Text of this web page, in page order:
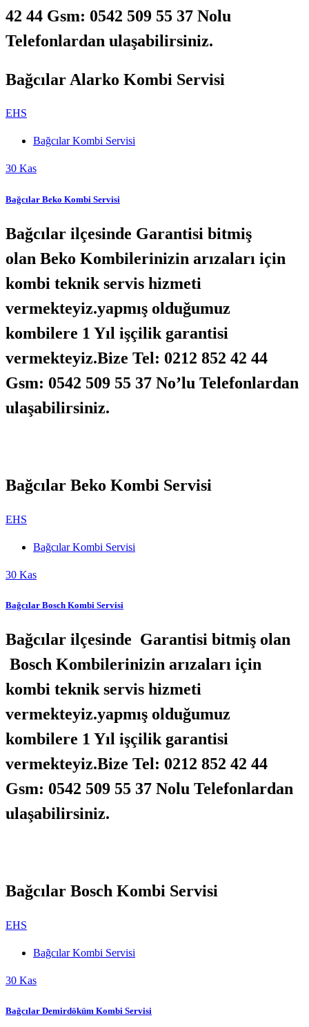
42 44 Gsm: 0542 509 55 37 Nolu
Telefonlardan ulaşabilirsiniz.
Bağcılar Alarko Kombi Servisi
EHS
Bağcılar Kombi Servisi
30 Kas
Bağcılar Beko Kombi Servisi
Bağcılar ilçesinde Garantisi bitmiş
olan Beko Kombilerinizin arızaları için
kombi teknik servis hizmeti
vermekteyiz.yapmış olduğumuz
kombilere 1 Yıl işçilik garantisi
vermekteyiz.Bize Tel: 0212 852 42 44
Gsm: 0542 509 55 37 No’lu Telefonlardan
ulaşabilirsiniz.
Bağcılar Beko Kombi Servisi
EHS
Bağcılar Kombi Servisi
30 Kas
Bağcılar Bosch Kombi Servisi
Bağcılar ilçesinde Garantisi bitmiş olan
Bosch Kombilerinizin arızaları için
kombi teknik servis hizmeti
vermekteyiz.yapmış olduğumuz
kombilere 1 Yıl işçilik garantisi
vermekteyiz.Bize Tel: 0212 852 42 44
Gsm: 0542 509 55 37 Nolu Telefonlardan
ulaşabilirsiniz.
Bağcılar Bosch Kombi Servisi
EHS
Bağcılar Kombi Servisi
30 Kas
Bağcılar Demirdöküm Kombi Servisi